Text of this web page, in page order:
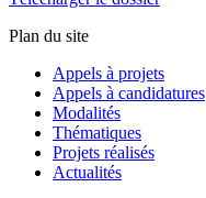
Plan du site
Appels à projets
Appels à candidatures
Modalités
Thématiques
Projets réalisés
Actualités